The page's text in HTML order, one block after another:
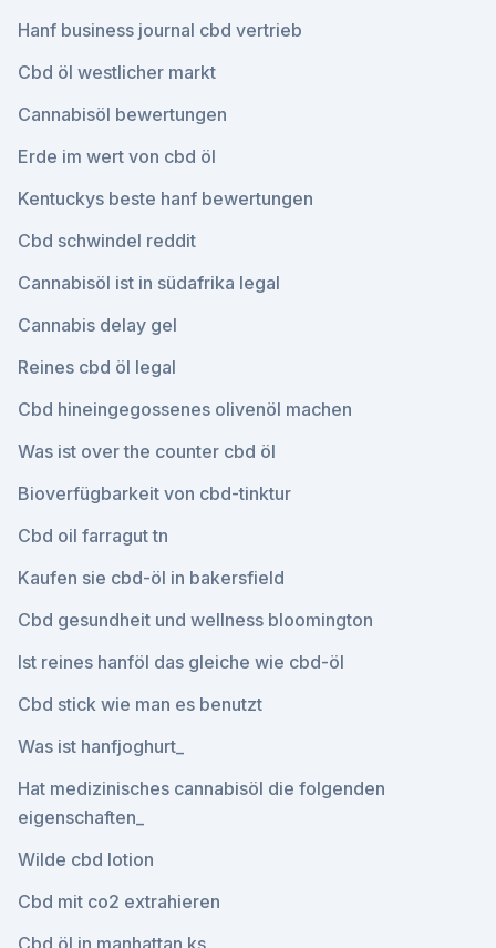
Hanf business journal cbd vertrieb
Cbd öl westlicher markt
Cannabisöl bewertungen
Erde im wert von cbd öl
Kentuckys beste hanf bewertungen
Cbd schwindel reddit
Cannabisöl ist in südafrika legal
Cannabis delay gel
Reines cbd öl legal
Cbd hineingegossenes olivenöl machen
Was ist over the counter cbd öl
Bioverfügbarkeit von cbd-tinktur
Cbd oil farragut tn
Kaufen sie cbd-öl in bakersfield
Cbd gesundheit und wellness bloomington
Ist reines hanföl das gleiche wie cbd-öl
Cbd stick wie man es benutzt
Was ist hanfjoghurt_
Hat medizinisches cannabisöl die folgenden
eigenschaften_
Wilde cbd lotion
Cbd mit co2 extrahieren
Cbd öl in manhattan ks